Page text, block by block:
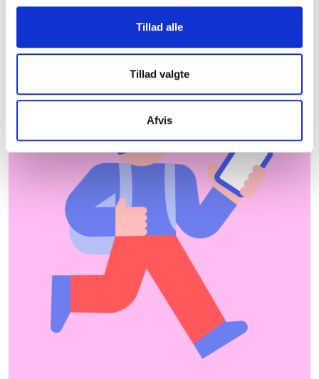
Tillad alle
Tillad valgte
Afvis
Hvor kommer dataene